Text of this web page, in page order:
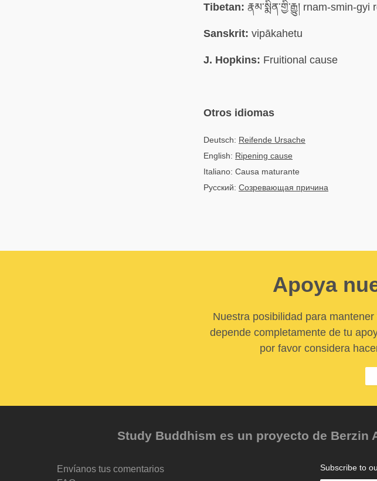
Tibetan: རྣམ་སྨིན་གྱི་རྒྱུ། rnam-smin-gyi
Sanskrit: vipākahetu
J. Hopkins: Fruitional cause
Otros idiomas
Deutsch: Reifende Ursache
English: Ripening cause
Italiano: Causa maturante
Русский: Созревающая причина
Apoya
Nuestra posibilidad para
depende completamente de tu
por favor considera
Study Buddhism es un proyecto de Berzin
Envíanos tus comentarios
Subscribe to